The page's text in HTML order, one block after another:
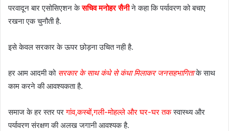
परवादून बार एसोसिएशन केसचिव मनोहर सैनीने कहा कि पर्यावरण को बचाए
रखना एक चुनौती है.
इसे केवल सरकार के ऊपर छोड़ना उचित नही है.
हर आम आदमी को सरकार के साथ कंधे से कंधा मिलाकर जनसहभागिता के साथ
काम करने की आवश्यकता है.
समाज के हर स्तर परगांव,कस्बों,गली-मोहल्ले और घर-घर तकस्वास्थ्य और
पर्यावरण संरक्षण की अलख जगानी आवश्यक है.